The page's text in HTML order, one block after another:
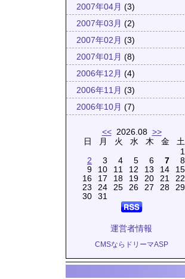
2007年04月 (3)
2007年03月 (2)
2007年02月 (3)
2007年01月 (8)
2006年12月 (4)
2006年11月 (3)
2006年10月 (7)
<<2026.08 >>
日
2
9
16
23
30
月
3
10
17
24
31
火
4
11
18
25
水
5
12
19
26
木
6
13
20
27
金
7
14
21
28
土
1
8
15
22
29
運営者情報
CMSならドリーマASP